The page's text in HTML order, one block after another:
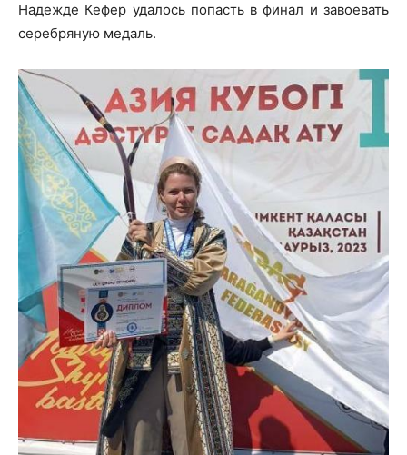
Надежде Кефер удалось попасть в финал и завоевать
серебряную медаль.